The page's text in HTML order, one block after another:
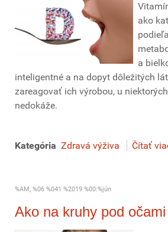
ako
a
inteligentné a na dopyt dôležitých
zareagovať ich výrobou, u
nedokáže.
Kategória Zdravá výživa Čítať
%AM, %06 %041 %2019 %00:%jún
Ako na kruhy pod očami